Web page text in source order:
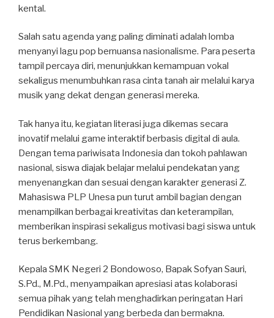
kental.
Salah satu agenda yang paling diminati adalah lomba
menyanyi lagu pop bernuansa nasionalisme. Para peserta
tampil percaya diri, menunjukkan kemampuan vokal
sekaligus menumbuhkan rasa cinta tanah air melalui karya
musik yang dekat dengan generasi mereka.
Tak hanya itu, kegiatan literasi juga dikemas secara
inovatif melalui game interaktif berbasis digital di aula.
Dengan tema pariwisata Indonesia dan tokoh pahlawan
nasional, siswa diajak belajar melalui pendekatan yang
menyenangkan dan sesuai dengan karakter generasi Z.
Mahasiswa PLP Unesa pun turut ambil bagian dengan
menampilkan berbagai kreativitas dan keterampilan,
memberikan inspirasi sekaligus motivasi bagi siswa untuk
terus berkembang.
Kepala SMK Negeri 2 Bondowoso, Bapak Sofyan Sauri,
S.Pd., M.Pd., menyampaikan apresiasi atas kolaborasi
semua pihak yang telah menghadirkan peringatan Hari
Pendidikan Nasional yang berbeda dan bermakna.